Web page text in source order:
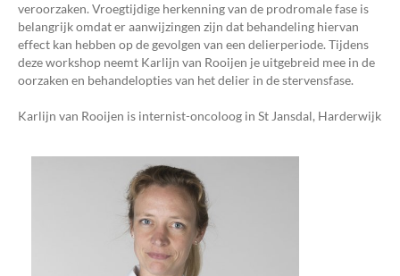
veroorzaken. Vroegtijdige herkenning van de prodromale fase is
belangrijk omdat er aanwijzingen zijn dat behandeling hiervan
effect kan hebben op de gevolgen van een delierperiode. Tijdens
deze workshop neemt Karlijn van Rooijen je uitgebreid mee in de
oorzaken en behandelopties van het delier in de stervensfase.
Karlijn van Rooijen is internist-oncoloog in St Jansdal, Harderwijk